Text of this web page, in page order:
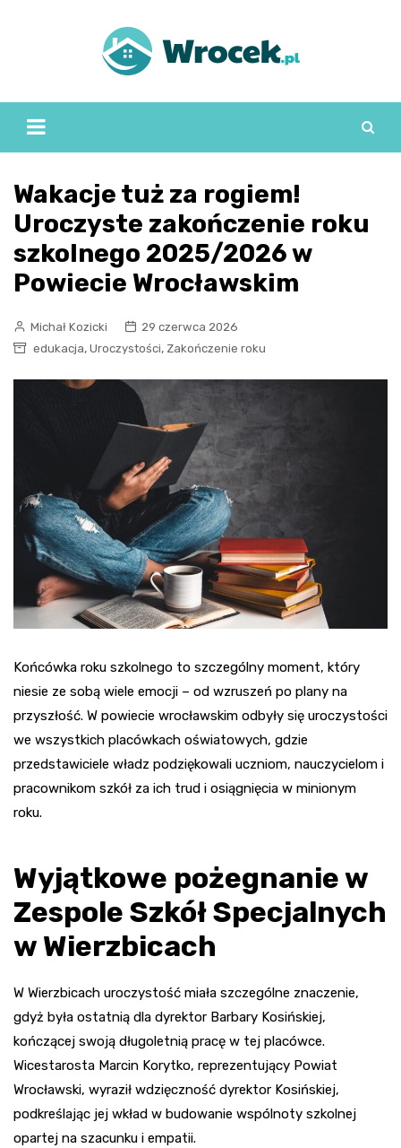
Wakacje tuż za rogiem!
Uroczyste zakończenie roku
szkolnego 2025/2026 w
Powiecie Wrocławskim
Michał Kozicki
29 czerwca 2026
edukacja, Uroczystości, Zakończenie roku
Końcówka roku szkolnego to szczególny moment, który
niesie ze sobą wiele emocji – od wzruszeń po plany na
przyszłość. W powiecie wrocławskim odbyły się uroczystości
we wszystkich placówkach oświatowych, gdzie
przedstawiciele władz podziękowali uczniom, nauczycielom i
pracownikom szkół za ich trud i osiągnięcia w minionym
roku.
Wyjątkowe pożegnanie w
Zespole Szkół Specjalnych
w Wierzbicach
W Wierzbicach uroczystość miała szczególne znaczenie,
gdyż była ostatnią dla dyrektor Barbary Kosińskiej,
kończącej swoją długoletnią pracę w tej placówce.
Wicestarosta Marcin Korytko, reprezentujący Powiat
Wrocławski, wyraził wdzięczność dyrektor Kosińskiej,
podkreślając jej wkład w budowanie wspólnoty szkolnej
opartej na szacunku i empatii.